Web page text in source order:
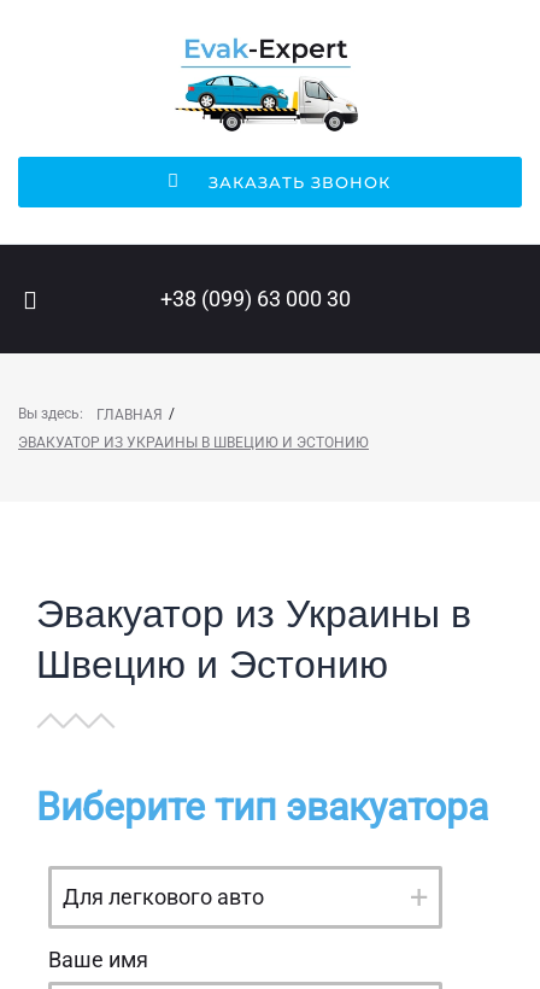
ЗАКАЗАТЬ ЗВОНОК
+38 (099) 63 000 30
Вы здесь: ГЛАВНАЯ /
ЭВАКУАТОР ИЗ УКРАИНЫ В ШВЕЦИЮ И ЭСТОНИЮ
Эвакуатор из Украины в
Швецию и Эстонию
Виберите тип эвакуатора
Ваше имя
ПОИСК НА САЙТЕ